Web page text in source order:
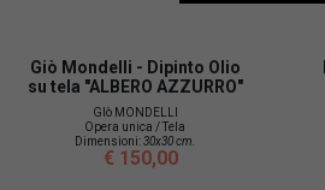
Giò Mondelli - Dipinto Olio
su tela "ALBERO AZZURRO"
GIò MONDELLI
Opera unica / Tela
Dimensioni:30x30 cm.
€ 150,00